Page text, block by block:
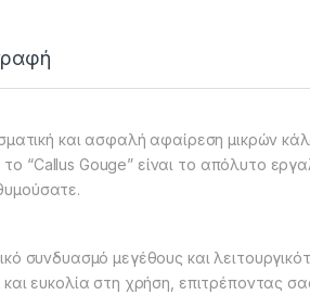
και ασφαλή αφαίρεση μικρών
“Callus Gouge” είναι το απόλυτο
συνδυασμό μεγέθους και
και ευκολία στη χρήση, επιτρέποντας